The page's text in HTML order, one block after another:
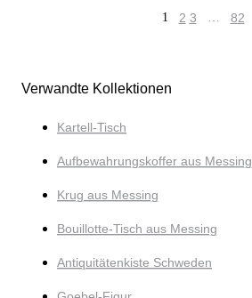
1 2 3 … 82
Verwandte Kollektionen
Kartell-Tisch
Aufbewahrungskoffer aus Messing
Krug aus Messing
Bouillotte-Tisch aus Messing
Antiquitätenkiste Schweden